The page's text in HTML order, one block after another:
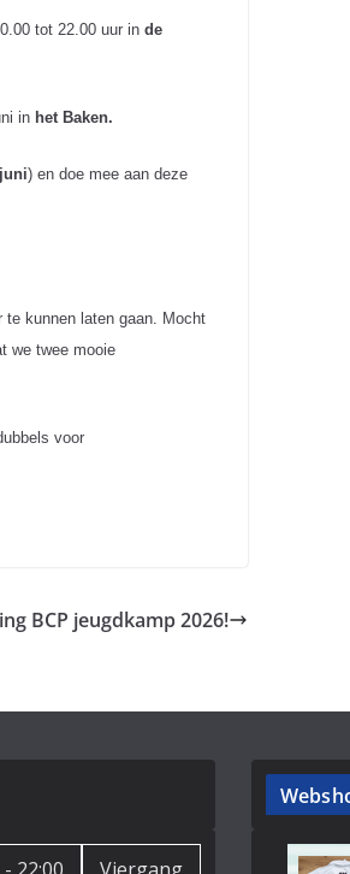
tot 22.00 uur in de
in het Baken.
juni) en doe mee aan deze
te kunnen laten gaan. Mocht
we twee mooie
voor
BCP jeugdkamp 2026!